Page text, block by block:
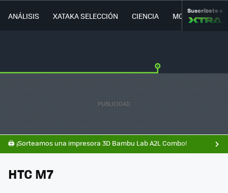
ANÁLISIS XATAKA SELECCIÓN CIENCIA MOVILIDAD
Suscríbete a
🖨️ ¡Sorteamos una impresora 3D Bambu Lab A2L Combo!
HTC M7